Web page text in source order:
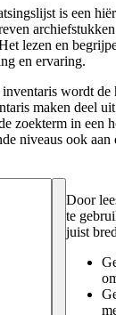
is een
lezen en
en ervaring.
wordt de
maken deel
zoekterm in een
niveaus ook aan
Door
te
juist